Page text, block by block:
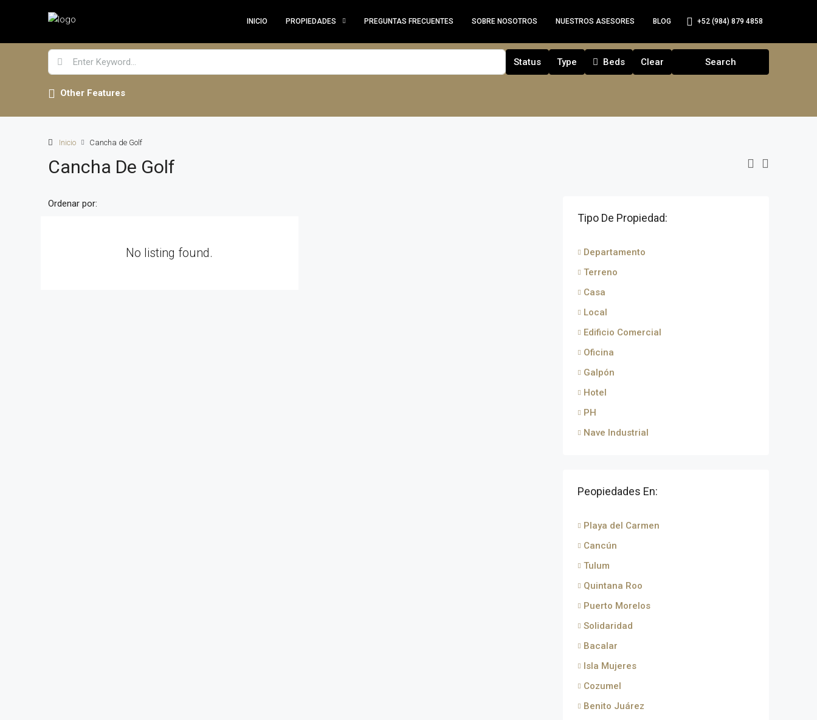
INICIO PROPIEDADES PREGUNTAS FRECUENTES SOBRE NOSOTROS NUESTROS ASESORES BLOG +52 (984) 879 4858
Status Type Beds Clear Search
Other Features
Inicio Cancha de Golf
Cancha De Golf
Ordenar por:
No listing found.
Tipo De Propiedad:
Departamento
Terreno
Casa
Local
Edificio Comercial
Oficina
Galpón
Hotel
PH
Nave Industrial
Peopiedades En:
Playa del Carmen
Cancún
Tulum
Quintana Roo
Puerto Morelos
Solidaridad
Bacalar
Isla Mujeres
Cozumel
Benito Juárez